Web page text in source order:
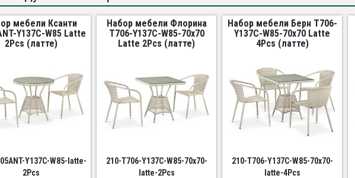
мебели Ксанти
Y137C-W85 Latte
2Pcs (латте)
Y137C-W85-latte-
2Pcs
Набор мебели Флорина
T706-Y137C-W85-70x70
Latte 2Pcs (латте)
210-T706-Y137C-W85-70x70-
latte-2Pcs
Набор мебели Берн T706-
Y137C-W85-70x70 Latte
4Pcs (латте)
210-T706-Y137C-W85-70x70-
latte-4Pcs